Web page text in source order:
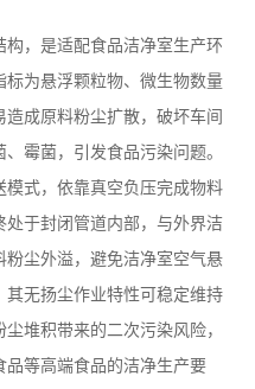
，是适配食品洁净室生产环
为悬浮颗粒物、微生物数量
成原料粉尘扩散，破坏车间
霉菌，引发食品污染问题。
式，依靠真空负压完成物料
于封闭管道内部，与外界洁
尘外溢，避免洁净室空气悬
无扬尘作业特性可稳定维持
堆积带来的二次污染风险，
等高端食品的洁净生产要